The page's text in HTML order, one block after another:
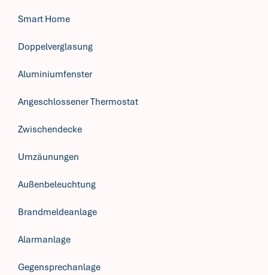
Smart Home
Doppelverglasung
Aluminiumfenster
Angeschlossener Thermostat
Zwischendecke
Umzäunungen
Außenbeleuchtung
Brandmeldeanlage
Alarmanlage
Gegensprechanlage